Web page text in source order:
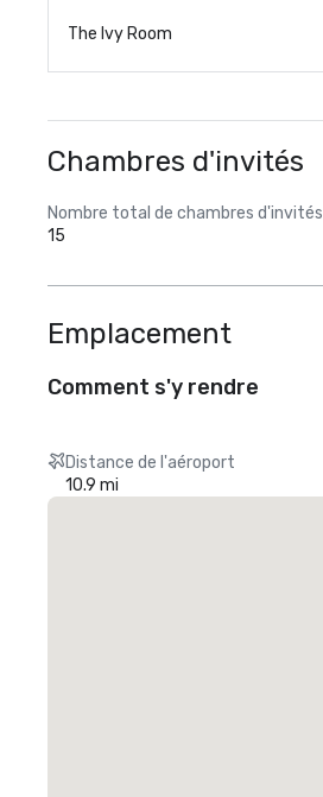
The Ivy Room
Chambres d'invités
Nombre total de chambres d'invités
15
Emplacement
Comment s'y rendre
Distance de l'aéroport
10.9 mi